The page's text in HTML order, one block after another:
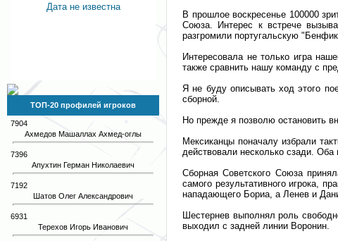
Дата не известна
ТОП-20 профилей игроков
7904
Ахмедов Машаллах Ахмед-оглы
7396
Апухтин Герман Николаевич
7192
Шатов Олег Александрович
6931
Терехов Игорь Иванович
В прошлое воскресенье 100000
Союза. Интерес к встрече
разгромили португальскую
Интересовала не только игра
также сравнить нашу команду с
Я не буду описывать ход этого
сборной.
Но прежде я позволю остановить
Мексиканцы поначалу избрали
действовали несколько сзади.
Сборная Советского Союза
самого результативного игрока,
нападающего Бориа, а Ленев и
Шестернев выполнял роль
выходил с задней линии Воронин.